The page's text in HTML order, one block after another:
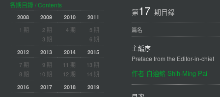
各期目錄 / Contents
2008 2009 2010 2011
1 期
2 期
3 期
4 期
5 期
6 期
2012 2013 2014 2015
7 期
8 期
9 期
10 期
11 期
12 期
13 期
14 期
2016 2017 2018 2019
第17 期目錄
篇名
主編序
Preface from the Editor‐in‐chief
作者 白適銘 Shih-Ming Pai